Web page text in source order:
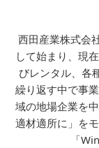
西田産業株式会
して始まり、 現
びレンタル、各
繰り返す中で事
域の地場企業を
適材適所に」をモ
「